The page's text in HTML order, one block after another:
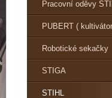
Pracovní oděvy
PUBERT (
Robotické sekačky
STIGA
STIHL